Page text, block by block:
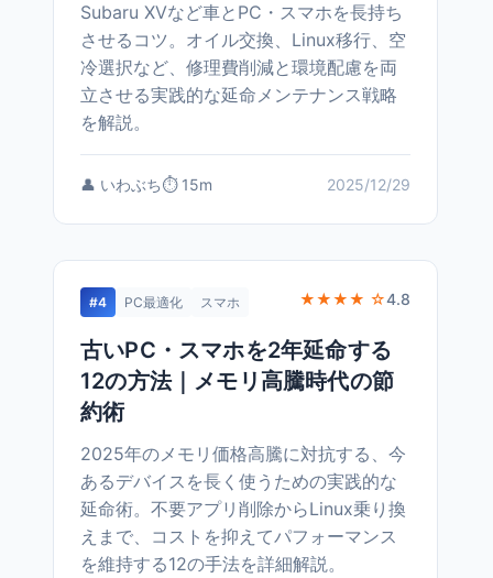
Subaru XVなど車とPC・スマホを長持ち
させるコツ。オイル交換、Linux移行、空
冷選択など、修理費削減と環境配慮を両
立させる実践的な延命メンテナンス戦略
を解説。
👤 いわぶち⏱️ 15m 2025/12/29
#4 PC最適化 スマホ ★★★★ ☆4.8
古いPC・スマホを2年延命する
12の方法｜メモリ高騰時代の節
約術
2025年のメモリ価格高騰に対抗する、今
あるデバイスを長く使うための実践的な
延命術。不要アプリ削除からLinux乗り換
えまで、コストを抑えてパフォーマンス
を維持する12の手法を詳細解説。